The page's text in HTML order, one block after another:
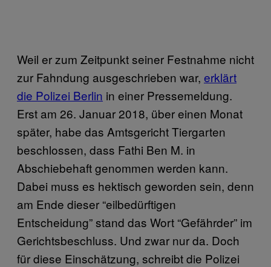
Weil er zum Zeitpunkt seiner Festnahme nicht
zur Fahndung ausgeschrieben war, erklärt
die Polizei Berlin in einer Pressemeldung.
Erst am 26. Januar 2018, über einen Monat
später, habe das Amtsgericht Tiergarten
beschlossen, dass Fathi Ben M. in
Abschiebehaft genommen werden kann.
Dabei muss es hektisch geworden sein, denn
am Ende dieser “eilbedürftigen
Entscheidung” stand das Wort “Gefährder” im
Gerichtsbeschluss. Und zwar nur da. Doch
für diese Einschätzung, schreibt die Polizei